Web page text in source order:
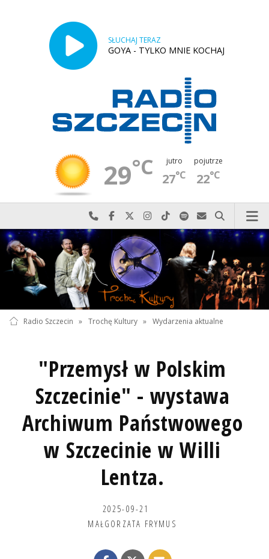
SŁUCHAJ TERAZ
GOYA - TYLKO MNIE KOCHAJ
29°C jutro
27°C
pojutrze
22°C
Najlepiej po prostu do nas zadzwoń
Odwiedź nas na Facebook-u
Odwiedź nas na X
Odwiedź nas na Instagram-ie
Odwiedź nas na TikTok-u
Szukaj nas na Spotify
Wyślij do nas
Szukaj
Radio Szczecin » Trochę Kultury » Wydarzenia aktualne
"Przemysł w Polskim
Szczecinie" - wystawa
Archiwum Państwowego
w Szczecinie w Willi
Lentza.
2025-09-21
MAŁGORZATA FRYMUS